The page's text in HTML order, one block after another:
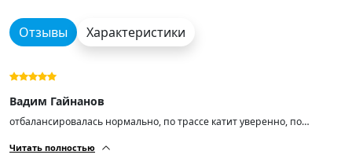
Отзывы Характеристики
Вадим Гайнанов
отбалансировалась нормально, по трассе катит уверенно, по
доволен. Спасибо продавцам!👍💪🤝
Читать полностью